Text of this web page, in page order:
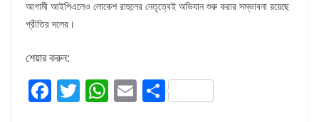
আগামী আইপিএলেও লোকেশ রাহুলের নেতৃত্বেই অভিযান শুরু করার সম্ভাবনা রয়েছে
প্রীতির দলের।
শেয়ার করুন:
F
T
W
E S